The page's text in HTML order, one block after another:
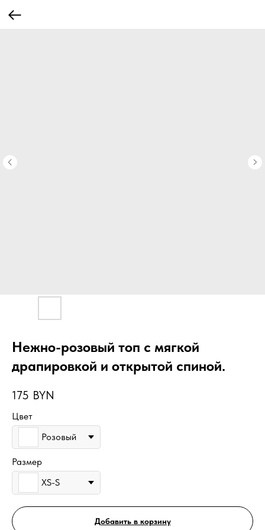
Нежно-розовый топ с мягкой
драпировкой и открытой спиной.
175 BYN
Цвет
Розовый
Размер
XS-S
Добавить в корзину